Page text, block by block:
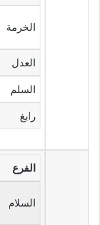
الخرمة
العدل
السلم
رابغ
الفرع
السلام